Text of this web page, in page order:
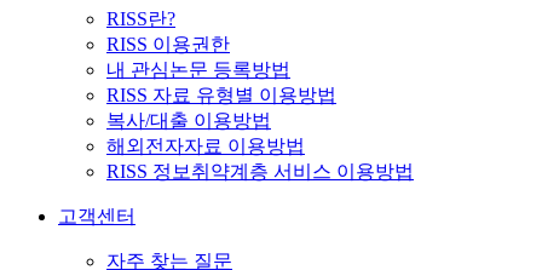
RISS란?
RISS 이용권한
내 관심논문 등록방법
RISS 자료 유형별 이용방법
복사/대출 이용방법
해외전자자료 이용방법
RISS 정보취약계층 서비스 이용방법
고객센터
자주 찾는 질문